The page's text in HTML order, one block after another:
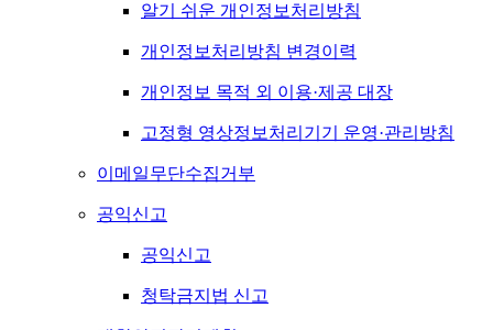
알기 쉬운 개인정보처리방침
개인정보처리방침 변경이력
개인정보 목적 외 이용·제공 대장
고정형 영상정보처리기기 운영·관리방침
이메일무단수집거부
공익신고
공익신고
청탁금지법 신고